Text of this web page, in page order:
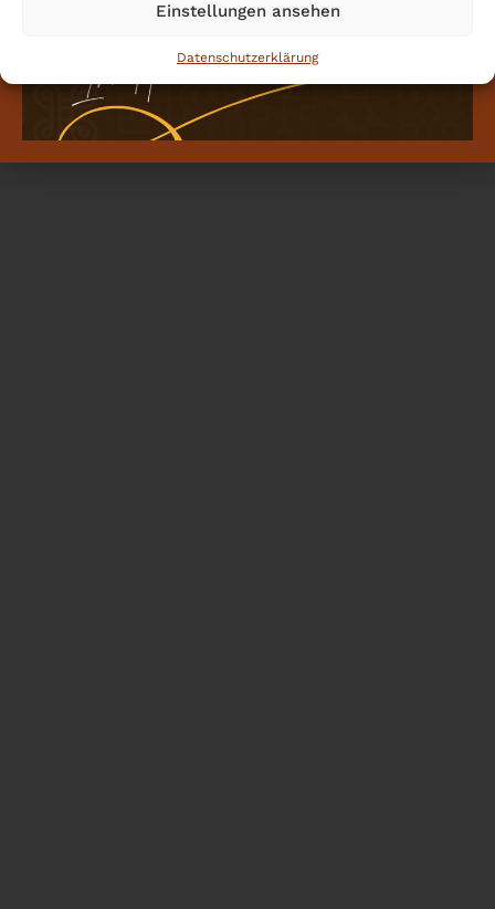
Einstellungen ansehen
Datenschutzerklärung